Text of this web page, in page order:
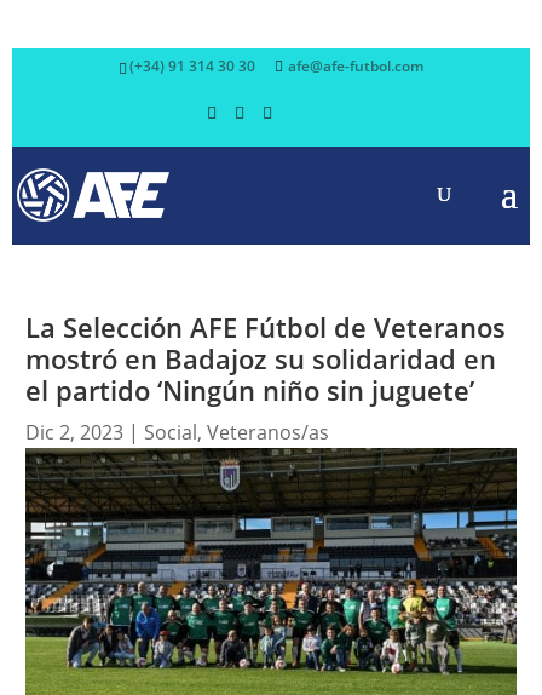
(+34) 91 314 30 30 afe@afe-futbol.com
La Selección AFE Fútbol de Veteranos
mostró en Badajoz su solidaridad en
el partido ‘Ningún niño sin juguete’
Dic 2, 2023| Social, Veteranos/as